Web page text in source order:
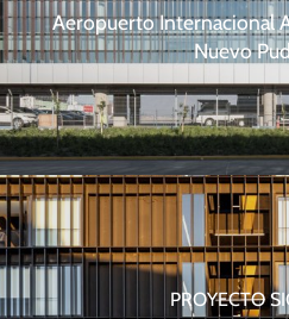
Aeropuerto Internacional
Nuevo
PROYECTO